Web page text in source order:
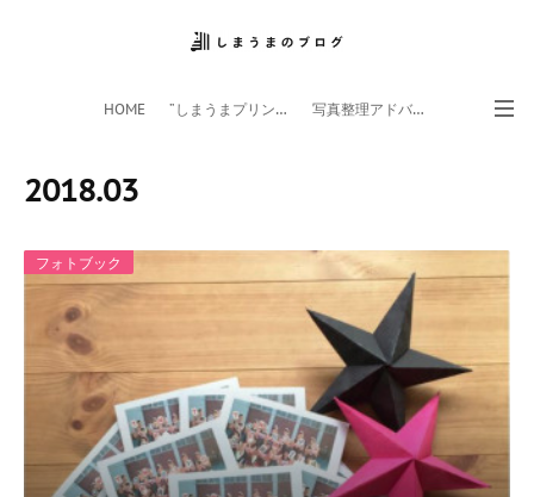
HOME ”しまうまプリント”サイト 写真整理アドバイザー
2018.03
フォトブック